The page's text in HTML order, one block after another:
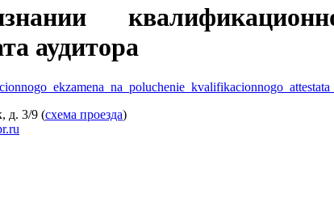
аудитора
д. 3/9 (схема проезда)